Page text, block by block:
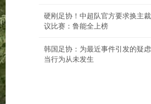
硬刚足协！中超队官方要求换主
议比赛：鲁能全上榜
韩国足协：为最近事件引发的疑
当行为从未发生